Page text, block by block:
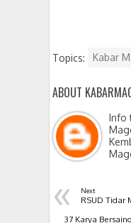
Topics: Kabar
ABOUT
Info
« Next
RSUD Tidar
37 Karya